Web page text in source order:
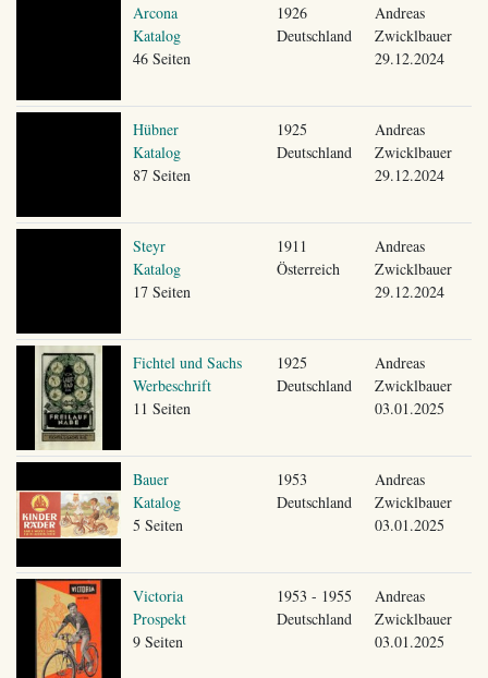
Arcona
Katalog
46 Seiten
1926
Deutschland
Andreas
Zwicklbauer
29.12.2024
Hübner
Katalog
87 Seiten
1925
Deutschland
Andreas
Zwicklbauer
29.12.2024
Steyr
Katalog
17 Seiten
1911
Österreich
Andreas
Zwicklbauer
29.12.2024
Fichtel und Sachs
Werbeschrift
11 Seiten
1925
Deutschland
Andreas
Zwicklbauer
03.01.2025
Bauer
Katalog
5 Seiten
1953
Deutschland
Andreas
Zwicklbauer
03.01.2025
Victoria
Prospekt
9 Seiten
1953 - 1955
Deutschland
Andreas
Zwicklbauer
03.01.2025